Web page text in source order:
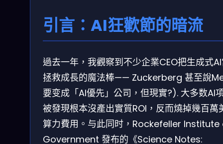
引言：AI狂歡節的暗流
過去一年，我觀察到不少企業CEO把生成式
拯救成長的魔法棒—— Zuckerberg 甚至說
要变成「AI優先」公司，但現實?). 大多数AI
被發現根本沒產出實質ROI，反而燒掉幾百萬
算力費用。与此同时，Rockefeller
Government 發布的《Science Notes: